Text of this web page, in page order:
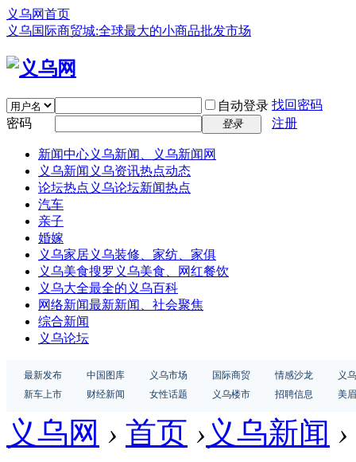
义乌网首页
义乌国际商贸城:全球最大的小商品批发市场
自动登录 找回密码
密码
登录 注册
新闻中心义乌新闻、义乌新闻网
义乌新闻 义乌资讯热点动态
论坛热点 义乌论坛新闻热点
汽车
亲子
婚嫁
义乌家居义乌装修、家纺、家俱
义乌美食搜罗义乌美食、网红餐饮
义乌大全最全的义乌百科
网络新闻最新新闻、社会聚焦
综合新闻
义乌论坛
最新发布 中国图库 义乌市场 国际商贸 情感沙龙
义
新车上市
财经新闻 女性话题 义乌楼市 招聘信息 美
义乌网 › 首页 › 义乌新闻 ›